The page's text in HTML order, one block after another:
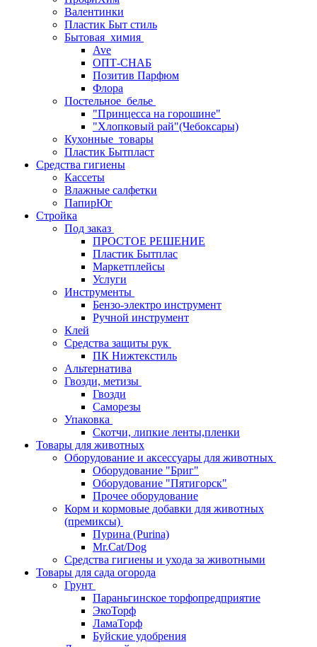
Валентинки
Пластик Быт стиль
Бытовая_химия
Ave
ОПТ-СНАБ
Позитив Парфюм
Флора
Постельное_белье
"Принцесса на горошине"
"Хлопковый рай"(Чебоксары)
Кухонные_товары
Пластик Бытпласт
Средства гигиены
Кассеты
Влажные салфетки
ПапирЮг
Стройка
Под заказ
ПРОСТОЕ РЕШЕНИЕ
Пластик Бытплас
Маркетплейсы
Услуги
Инструменты
Бензо-электро инструмент
Ручной инструмент
Клей
Средства защиты рук
ПК Нижтекстиль
Альтернатива
Гвозди, метизы
Гвозди
Саморезы
Упаковка
Скотчи, липкие ленты,пленки
Товары для животных
Оборудование и аксессуары для животных
Оборудование "Бриг"
Оборудование "Пятигорск"
Прочее оборудование
Корм и кормовые добавки для животных
(премиксы)
Пурина (Purina)
Mr.Cat/Dog
Средства гигиены и ухода за животными
Товары для сада огорода
Грунт
Параньгинское торфопредприятие
ЭкоТорф
ЛамаТорф
Буйские удобрения